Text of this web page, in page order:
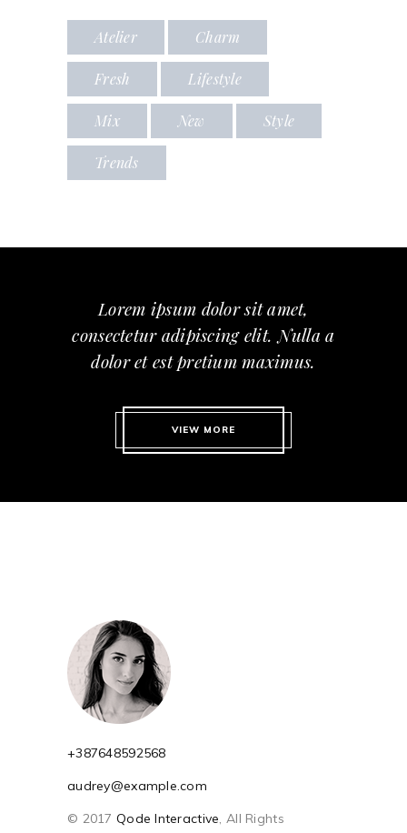
Atelier Charm
Fresh Lifestyle
Mix New Style
Trends
Lorem ipsum dolor sit amet,
consectetur adipiscing elit. Nulla a
dolor et est pretium maximus.
VIEW MORE
+387648592568
audrey@example.com
© 2017 Qode Interactive, All Rights